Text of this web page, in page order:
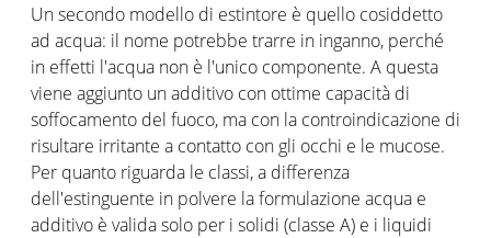
Un secondo modello di estintore è quello cosiddetto
ad acqua: il nome potrebbe trarre in inganno, perché
in effetti l'acqua non è l'unico componente. A questa
viene aggiunto un additivo con ottime capacità di
soffocamento del fuoco, ma con la controindicazione di
risultare irritante a contatto con gli occhi e le mucose.
Per quanto riguarda le classi, a differenza
dell'estinguente in polvere la formulazione acqua e
additivo è valida solo per i solidi (classe A) e i liquidi